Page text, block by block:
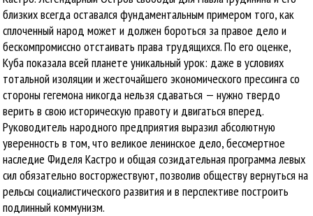
близких всегда оставался фундаментальным примером того, как
сплоченный народ может и должен бороться за правое дело и
бескомпромиссно отстаивать права трудящихся. По его оценке,
Куба показала всей планете уникальный урок: даже в условиях
тотальной изоляции и жесточайшего экономического прессинга со
стороны гегемона никогда нельзя сдаваться — нужно твердо
верить в свою историческую правоту и двигаться вперед.
Руководитель народного предприятия выразил абсолютную
уверенность в том, что великое ленинское дело, бессмертное
наследие Фиделя Кастро и общая созидательная программа левых
сил обязательно восторжествуют, позволив обществу вернуться на
рельсы социалистического развития и в перспективе построить
подлинный коммунизм.